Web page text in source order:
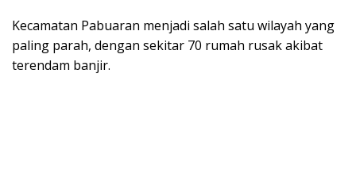
Kecamatan Pabuaran menjadi salah satu wilayah yang
paling parah, dengan sekitar 70 rumah rusak akibat
terendam banjir.